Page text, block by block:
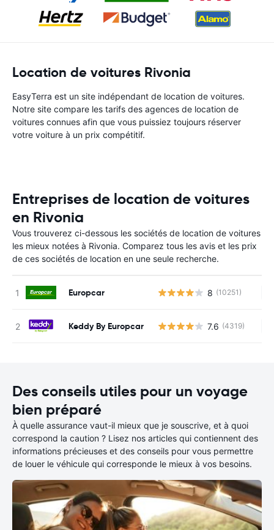
Location de voitures Rivonia
EasyTerra est un site indépendant de location de voitures.
Notre site compare les tarifs des agences de location de
voitures connues afin que vous puissiez toujours réserver
votre voiture à un prix compétitif.
Entreprises de location de voitures
en Rivonia
Vous trouverez ci-dessous les sociétés de location de voitures
les mieux notées à Rivonia. Comparez tous les avis et les prix
de ces sociétés de location en une seule recherche.
Europcar 8 (10251)
Keddy By Europcar 7.6 (4319)
Des conseils utiles pour un voyage
bien préparé
À quelle assurance vaut-il mieux que je souscrive, et à quoi
correspond la caution ? Lisez nos articles qui contiennent des
informations précieuses et des conseils pour vous permettre
de louer le véhicule qui corresponde le mieux à vos besoins.